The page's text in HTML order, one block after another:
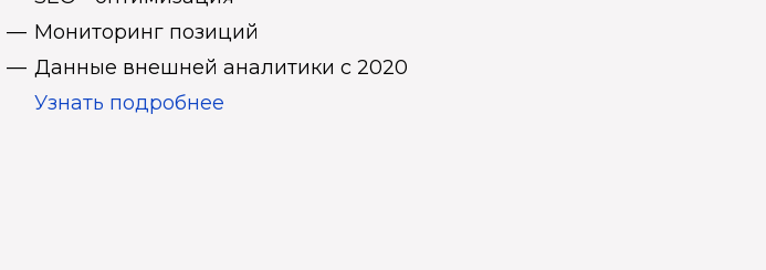
Мониторинг позиций
Данные внешней аналитики с 2020
Узнать подробнее